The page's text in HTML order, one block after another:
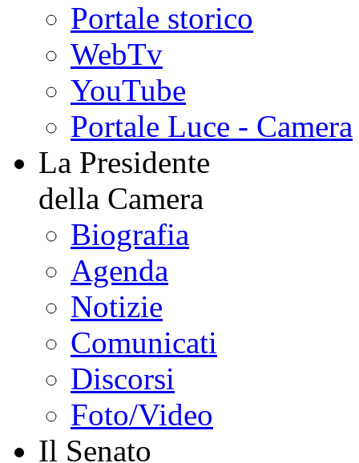
Portale storico
WebTv
YouTube
Portale Luce - Camera
La Presidente
della Camera
Biografia
Agenda
Notizie
Comunicati
Discorsi
Foto/Video
Il Senato